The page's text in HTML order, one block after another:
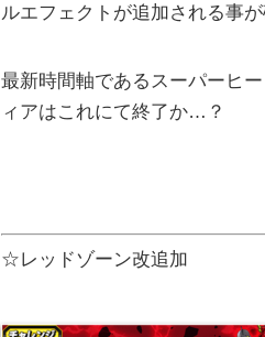
ルエフェクトが追加される事が
最新時間軸であるスーパーヒ
ィアはこれにて終了か…？
☆レッドゾーン改追加